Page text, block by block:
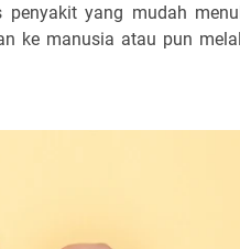
yang mudah
ke manusia atau pun